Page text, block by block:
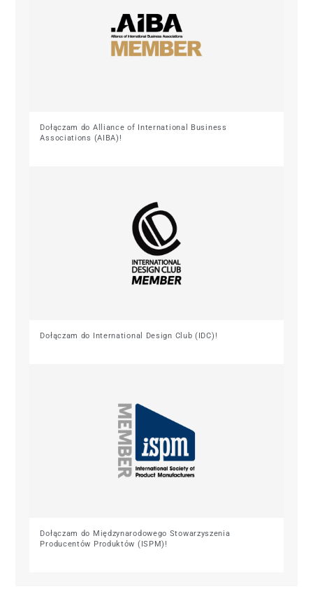
Dołączam do Alliance of International Business
Associations (AIBA)!
Dołączam do International Design Club (IDC)!
Dołączam do Międzynarodowego Stowarzyszenia
Producentów Produktów (ISPM)!